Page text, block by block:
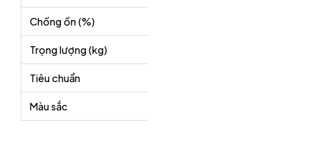
Chống ồn (%)
Trọng lượng (kg)
Tiêu chuẩn
Màu sắc